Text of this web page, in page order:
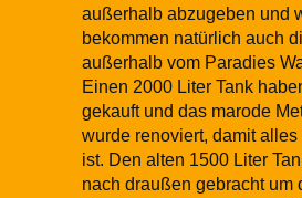
außerhalb abzugeben und
bekommen natürlich auch
außerhalb vom Paradies
Einen 2000 Liter Tank
gekauft und das marode
wurde renoviert, damit
ist. Den alten 1500 Liter
nach draußen gebracht um